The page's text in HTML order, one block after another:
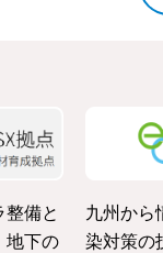
備と
地下の
九州から
染対策の